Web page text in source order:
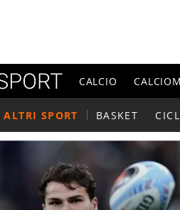
CALCIO
ALTRI SPORT BASKET